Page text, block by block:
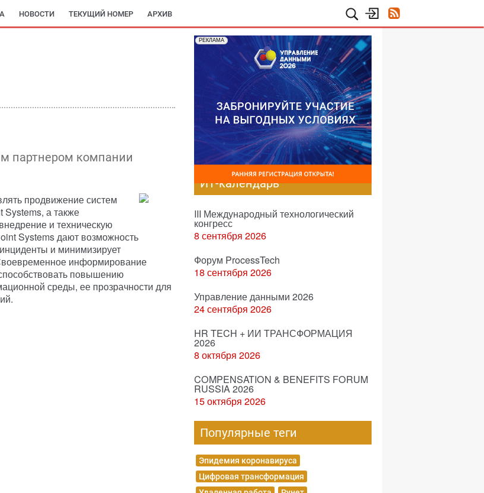
НОВОСТИ ТЕКУЩИЙ НОМЕР АРХИВ
партнером компании
продвижение систем
а также
и техническую
Systems дают возможность
и минимизирует
информирование
повышению
среды, ее прозрачности для
РЕКЛАМА
ИТ-календарь
III Международный технологический
конгресс
8 сентября 2026
Форум ProcessTech
18 сентября 2026
Управление данными 2026
24 сентября 2026
HR TECH + ИИ ТРАНСФОРМАЦИЯ
2026
8 октября 2026
COMPENSATION & BENEFITS FORUM
RUSSIA 2026
15 октября 2026
Популярные теги
Эпидемия коронавируса
Цифровая трансформация